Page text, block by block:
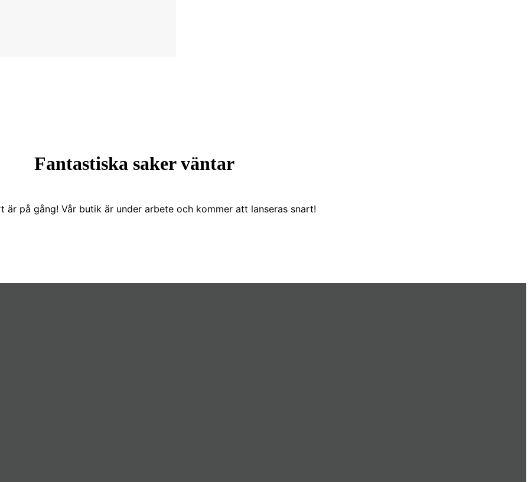
Fantastiska saker väntar
är på gång! Vår butik är under arbete och kommer att lanseras snart!